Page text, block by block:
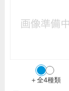
＋全4種類